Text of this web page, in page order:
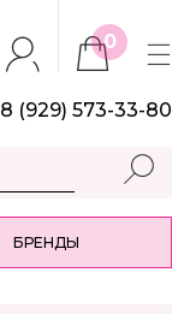
0
8 (929) 573-33-80
БРЕНДЫ